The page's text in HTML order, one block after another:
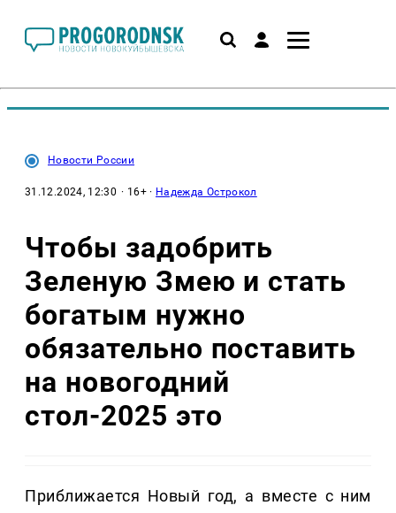
Новости России
31.12.2024, 12:30 · 16+ · Надежда Острокол
Чтобы задобрить
Зеленую Змею и стать
богатым нужно
обязательно поставить
на новогодний
стол-2025 это
Приближается Новый год, а вместе с ним